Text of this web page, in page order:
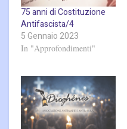
75 anni di Costituzione
Antifascista/4
5 Gennaio 2023
In "Approfondimenti"